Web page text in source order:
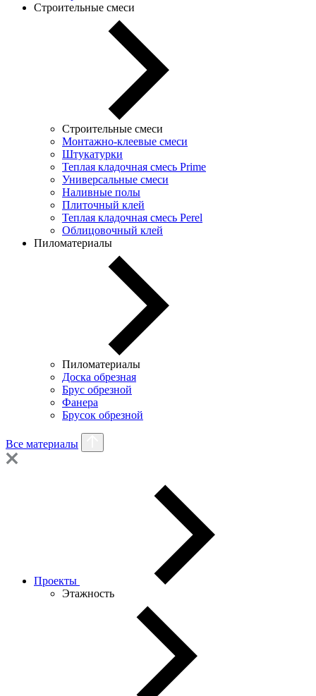
Строительные смеси
Строительные смеси
Монтажно-клеевые смеси
Штукатурки
Теплая кладочная смесь Prime
Универсальные смеси
Наливные полы
Плиточный клей
Теплая кладочная смесь Perel
Облицовочный клей
Пиломатериалы
Пиломатериалы
Доска обрезная
Брус обрезной
Фанера
Брусок обрезной
Все материалы
Проекты
Этажность